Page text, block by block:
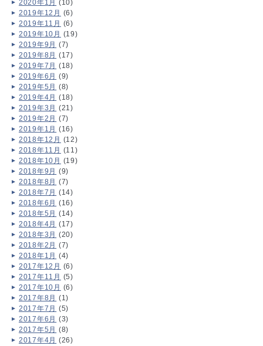
2020年1月 (10)
2019年12月 (6)
2019年11月 (6)
2019年10月 (19)
2019年9月 (7)
2019年8月 (17)
2019年7月 (18)
2019年6月 (9)
2019年5月 (8)
2019年4月 (18)
2019年3月 (21)
2019年2月 (7)
2019年1月 (16)
2018年12月 (12)
2018年11月 (11)
2018年10月 (19)
2018年9月 (9)
2018年8月 (7)
2018年7月 (14)
2018年6月 (16)
2018年5月 (14)
2018年4月 (17)
2018年3月 (20)
2018年2月 (7)
2018年1月 (4)
2017年12月 (6)
2017年11月 (5)
2017年10月 (6)
2017年8月 (1)
2017年7月 (5)
2017年6月 (3)
2017年5月 (8)
2017年4月 (26)